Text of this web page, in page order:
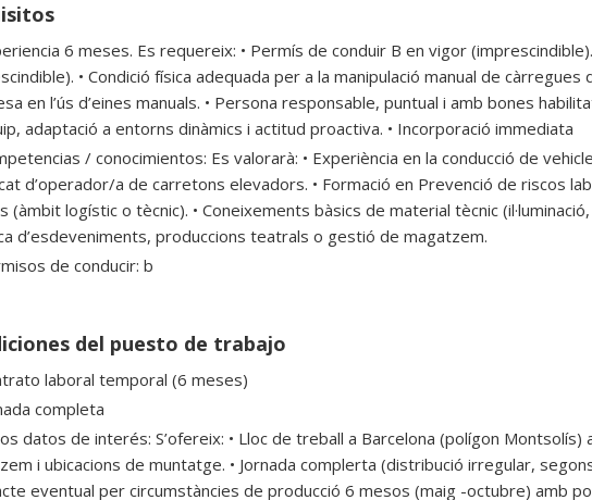
6 meses. Es requereix: • Permís de conduir B en vigor
• Condició física adequada per a la manipulació manual de
en l’ús d’eines manuals. • Persona responsable, puntual i amb bones
adaptació a entorns dinàmics i actitud proactiva. • Incorporació immediata
/ conocimientos: Es valorarà: • Experiència en la conducció de
d’operador/a de carretons elevadors. • Formació en Prevenció de riscos
(àmbit logístic o tècnic). • Coneixements bàsics de material tècnic
d’esdeveniments, produccions teatrals o gestió de magatzem.
de conducir: b
del puesto de trabajo
laboral temporal (6 meses)
completa
datos de interés: S’ofereix: • Lloc de treball a Barcelona (polígon
i ubicacions de muntatge. • Jornada complerta (distribució irregular,
eventual per circumstàncies de producció 6 mesos (maig -octubre) amb